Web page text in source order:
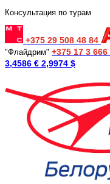
Консультация по турам
+375 29 508 48 84
"Флайдрим" +375 17 3 666
3,4586 € 2,9974 $